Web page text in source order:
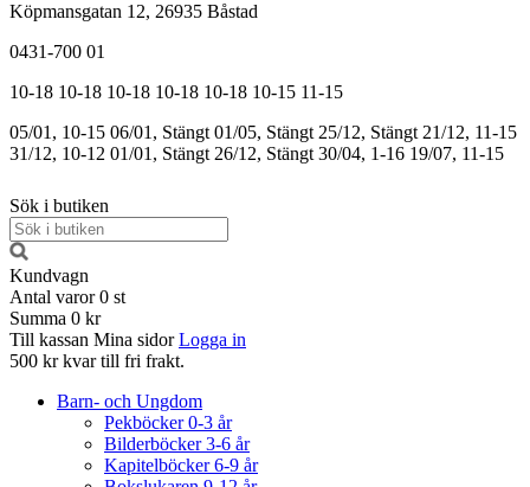
Köpmansgatan 12, 26935 Båstad
0431-700 01
10-18 10-18 10-18 10-18 10-18 10-15 11-15
05/01, 10-15 06/01, Stängt 01/05, Stängt 25/12, Stängt 21/12, 11-15
31/12, 10-12 01/01, Stängt 26/12, Stängt 30/04, 1-16 19/07, 11-15
Sök i butiken
Kundvagn
Antal varor 0 st
Summa 0 kr
Till kassan Mina sidor Logga in
500 kr kvar till fri frakt.
Barn- och Ungdom
Pekböcker 0-3 år
Bilderböcker 3-6 år
Kapitelböcker 6-9 år